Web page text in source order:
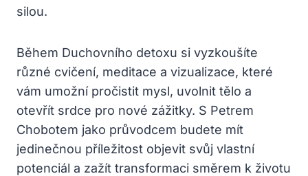
silou.
Během Duchovního detoxu si vyzkoušíte
různé cvičení, meditace a vizualizace, které
vám umožní pročistit mysl, uvolnit tělo a
otevřít srdce pro nové zážitky. S Petrem
Chobotem jako průvodcem budete mít
jedinečnou příležitost objevit svůj vlastní
potenciál a zažít transformaci směrem k životu